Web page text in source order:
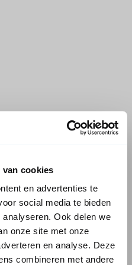
van cookies
en advertenties te
social media te bieden
Ook delen we
onze site met onze
en analyse. Deze
combineren met andere